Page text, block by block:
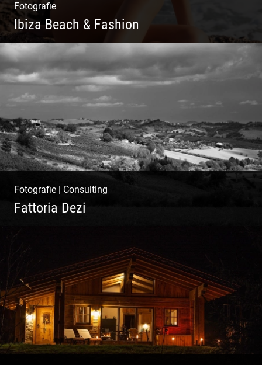
Fotografie
Ibiza Beach & Fashion
Ibiza Beach & Fashion
Fotografie | Consulting
Fattoria Dezi
Übersetzung & Medien | Fotografie &
Texting | Feine Weine